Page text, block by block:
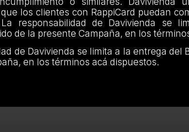
los clientes con RappiCard puedan
responsabilidad de Davivienda se
de la presente Campaña, en los
de Davivienda se limita a la entrega del
en los términos acá dispuestos.